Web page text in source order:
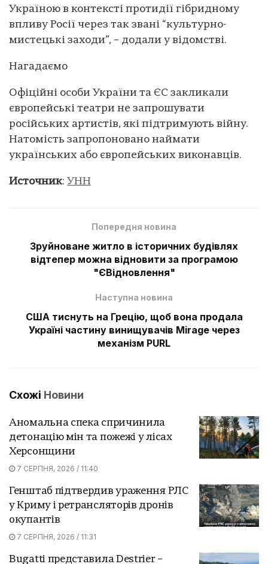
Україною в контексті протидії гібридному
впливу Росії через так звані “культурно-
мистецькі заходи”, – додали у відомстві.
Нагадаємо
Офіційні особи України та ЄС закликали
європейські театри не запрошувати
російських артистів, які підтримують війну.
Натомість запропоновано наймати
українських або європейських виконавців.
Источник: УНН
Попередня новина
Зруйноване житло в історичних будівлях
відтепер можна відновити за програмою
"ЄВідновлення"
Наступна новина
США тиснуть на Грецію, щоб вона продала
Україні частину винищувачів Mirage через
механізм PURL
Схожі Новини
Аномальна спека спричинила
детонацію мін та пожежі у лісах
Херсонщини
7 СЕРПНЯ, 2026 / 11:40
Генштаб підтвердив ураження РЛС
у Криму і ретрансляторів дронів
окупантів
7 СЕРПНЯ, 2026 / 11:31
Bugatti представила Destrier –